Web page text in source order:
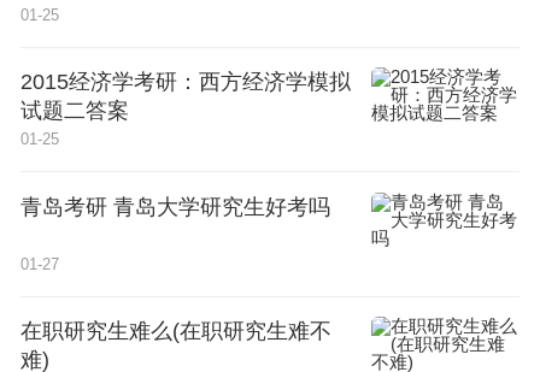
联考成绩对考生来说很重要，考生通过省联考之后才
可以继续报考其他学校在本省组织的单招考试。（单
招考试及学校自己在个别省内设立考点进行专业考
试。）因而美术联考很重要，他相当于一个通行证。
2、美术校考：
美术校考一般是针对艺体生而言的，是指高考生在参
格的院校所组织的专业水平考试所取得的成绩，成绩
01-25
2015经济学考研：西方经济学模拟
试题二答案
01-25
青岛考研 青岛大学研究生好考吗
01-27
在职研究生难么(在职研究生难不
难)